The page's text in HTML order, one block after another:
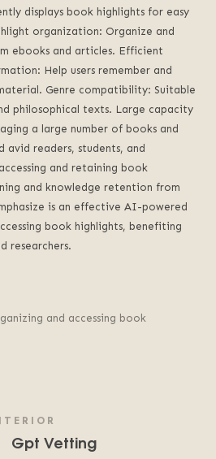
displays book highlights for easy
organization: Organize and
ebooks and articles. Efficient
Help users remember and
Genre compatibility: Suitable
philosophical texts. Large capacity
a large number of books and
avid readers, students, and
and retaining book
and knowledge retention from
is an effective AI-powered
book highlights, benefiting
researchers.
and accessing book
Gpt Vetting